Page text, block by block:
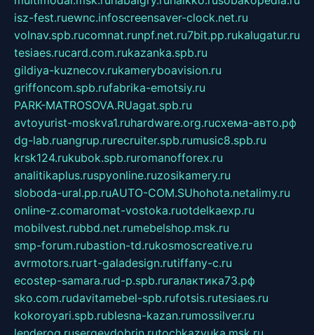
isz-fest.ruewnc.infoscreensaver-clock.net.ru
volnav.spb.rucomnat.runpf.net.ru7bit.pp.rukalugatur.ru
tesiaes.rucard.com.rukazanka.spb.ru
gildiya-kuznecov.rukameryboavision.ru
griffoncom.spb.rufabrika-emotsiy.ru
PARK-MATROSOVA.RUagat.spb.ru
avtoyurist-moskva1.ruhardware.org.ruсхема-авто.рф
dg-lab.ruangrup.rurecruiter.spb.rumusic8.spb.ru
krsk124.rukubok.spb.ruromanofforex.ru
analitikaplus.ruspyonline.ruzosikamery.ru
sloboda-ural.pp.ruAUTO-COM.SUhohota.netalimy.ru
online-z.comaromat-vostoka.ruotdelkaexp.ru
mobilvest.rubbd.net.rumebelshop.msk.ru
smp-forum.rubastion-td.rukosmoscreative.ru
avrmotors.ruart-galadesign.rutiffany-c.ru
ecostep-samara.rud-p.spb.ruгалактика73.рф
sko.com.rudavitamebel-spb.rufotsis.rutesiaes.ru
kokoroyari.spb.rublesna-kazan.rumossilver.ru